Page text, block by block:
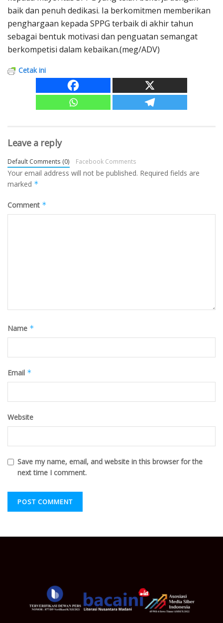
baik dan penuh dedikasi. Ia berkomitmen memberikan
penghargaan kepada SPPG terbaik di akhir tahun
sebagai bentuk motivasi dan penguatan semangat
berkompetisi dalam kebaikan.(meg/ADV)
Cetak ini
Leave a reply
Default Comments (0) Facebook Comments
Your email address will not be published. Required fields are
marked *
Comment *
Name *
Email *
Website
Save my name, email, and website in this browser for the
next time I comment.